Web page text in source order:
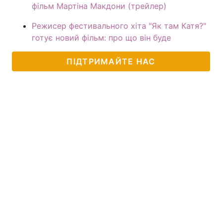
фільм Мартіна Макдони (трейлер)
Режисер фестивального хіта "Як там Катя?"
готує новий фільм: про що він буде
ПІДТРИМАЙТЕ НАС